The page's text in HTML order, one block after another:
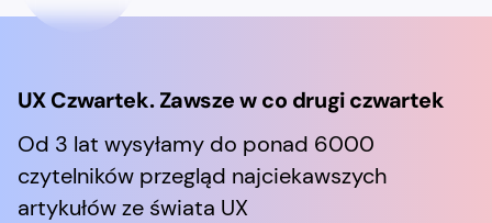
UX Czwartek. Zawsze w co drugi czwartek
Od 3 lat wysyłamy do ponad 6000
czytelników przegląd najciekawszych
artykułów ze świata UX